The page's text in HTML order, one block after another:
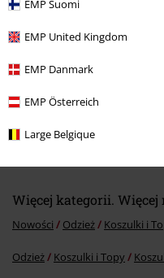
EMP Suomi
EMP United Kingdom
EMP Danmark
EMP Österreich
Large Belgique
179.90 zł
Więcej kategorii. Więcej
Nowości Odzież Koszulki i
Odzież Koszulki i Topy